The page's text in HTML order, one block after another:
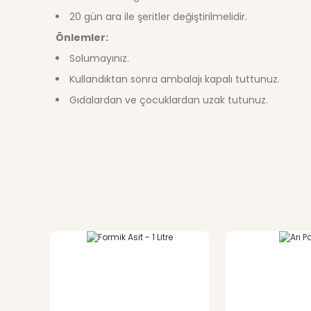
20 gün ara ile şeritler değiştirilmelidir.
Önlemler:
Solumayınız.
Kullandıktan sonra ambalajı kapalı tuttunuz.
Gıdalardan ve çocuklardan uzak tutunuz.
Bu ürünün fiyat bilgisi, resim, ürün açıklamalarında ve
Ürün açıklamasında eksik bilgiler bulunuyor.